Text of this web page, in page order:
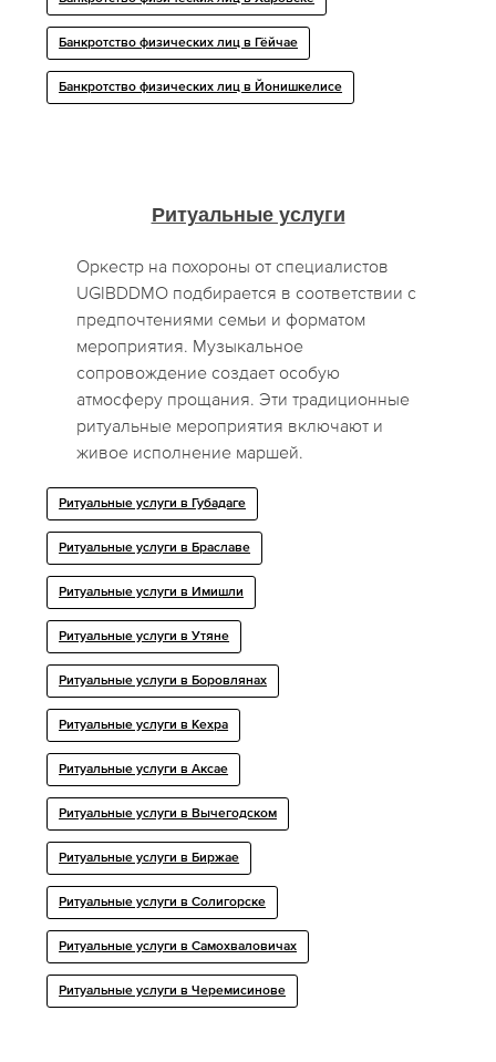
Банкротство физических лиц в Гёйчае
Банкротство физических лиц в Йонишкелисе
Ритуальные услуги
Оркестр на похороны от специалистов
UGIBDDMO подбирается в соответствии с
предпочтениями семьи и форматом
мероприятия. Музыкальное
сопровождение создает особую
атмосферу прощания. Эти традиционные
ритуальные мероприятия включают и
живое исполнение маршей.
Ритуальные услуги в Губадаге
Ритуальные услуги в Браславе
Ритуальные услуги в Имишли
Ритуальные услуги в Утяне
Ритуальные услуги в Боровлянах
Ритуальные услуги в Кехра
Ритуальные услуги в Аксае
Ритуальные услуги в Вычегодском
Ритуальные услуги в Биржае
Ритуальные услуги в Солигорске
Ритуальные услуги в Самохваловичах
Ритуальные услуги в Черемисинове